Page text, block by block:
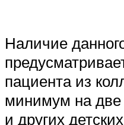
Наличие
пациента из
минимум на
и других